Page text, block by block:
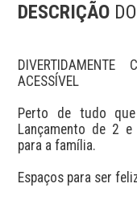
DESCRIÇÃO
DIVERTIDAMENTE
ACESSÍVEL
Perto de tudo
Lançamento de 2
para a família.
Espaços para ser